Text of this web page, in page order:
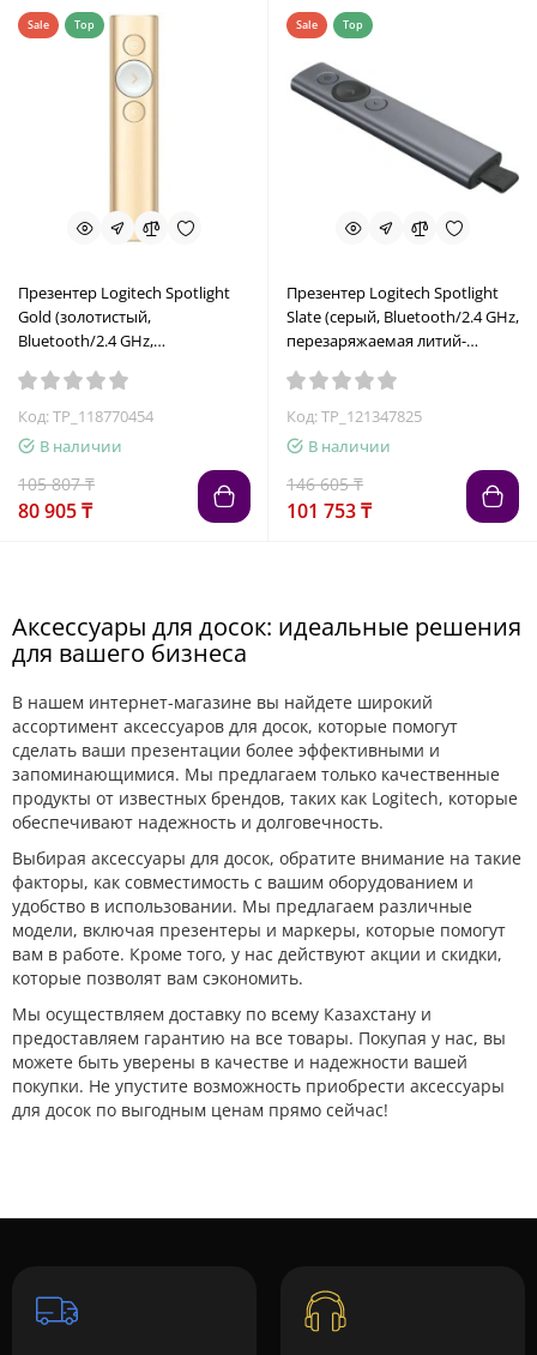
Sale Top
Презентер Logitech Spotlight
Gold (золотистый,
Bluetooth/2.4 GHz,
полимерная батарея 85мАч,
3D-акселерометр, гироскоп,
кабель для зарядки, чехол)
Код: TP_118770454
В наличии
105 807 ₸
80 905 ₸
Sale Top
Презентер Logitech Spotlight
Slate (серый, Bluetooth/2.4 GHz,
перезаряжаемая литий-
3D-акселерометр, гироскоп,
кабель для зарядки, чехол)
(M/N: R-R0011 / C-U0016)
Код: TP_121347825
В наличии
146 605 ₸
101 753 ₸
Аксессуары для досок: идеальные решения
для вашего бизнеса
В нашем интернет-магазине вы найдете широкий
ассортимент аксессуаров для досок, которые помогут
сделать ваши презентации более эффективными и
запоминающимися. Мы предлагаем только качественные
продукты от известных брендов, таких как Logitech, которые
обеспечивают надежность и долговечность.
Выбирая аксессуары для досок, обратите внимание на такие
факторы, как совместимость с вашим оборудованием и
удобство в использовании. Мы предлагаем различные
модели, включая презентеры и маркеры, которые помогут
вам в работе. Кроме того, у нас действуют акции и скидки,
которые позволят вам сэкономить.
Мы осуществляем доставку по всему Казахстану и
предоставляем гарантию на все товары. Покупая у нас, вы
можете быть уверены в качестве и надежности вашей
покупки. Не упустите возможность приобрести аксессуары
для досок по выгодным ценам прямо сейчас!